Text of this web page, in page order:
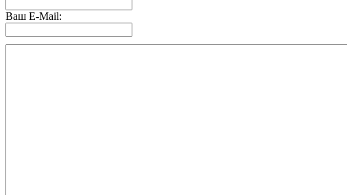
Ваш E-Mail: